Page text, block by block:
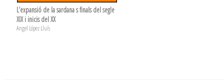
L’expansió de la sardana s finals del segle
XIX i inicis del XX
Angel López Lluís